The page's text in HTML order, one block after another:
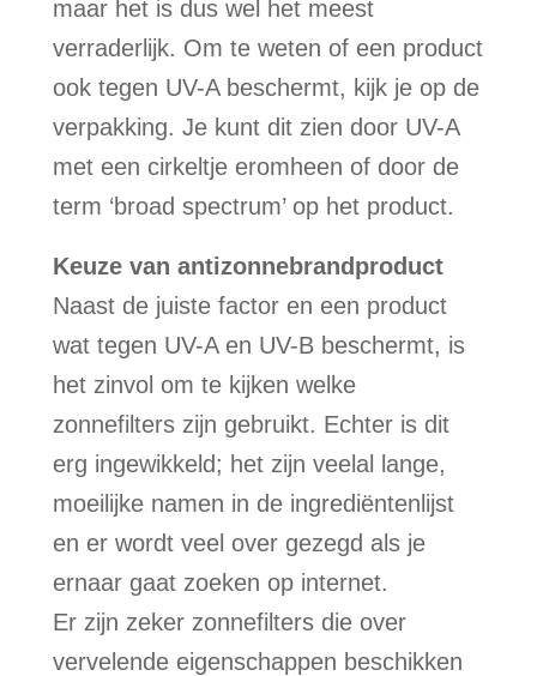
maar het is dus wel het meest
verraderlijk. Om te weten of een product
ook tegen UV-A beschermt, kijk je op de
verpakking. Je kunt dit zien door UV-A
met een cirkeltje eromheen of door de
term ‘broad spectrum’ op het product.
Keuze van antizonnebrandproduct
Naast de juiste factor en een product
wat tegen UV-A en UV-B beschermt, is
het zinvol om te kijken welke
zonnefilters zijn gebruikt. Echter is dit
erg ingewikkeld; het zijn veelal lange,
moeilijke namen in de ingrediëntenlijst
en er wordt veel over gezegd als je
ernaar gaat zoeken op internet.
Er zijn zeker zonnefilters die over
vervelende eigenschappen beschikken